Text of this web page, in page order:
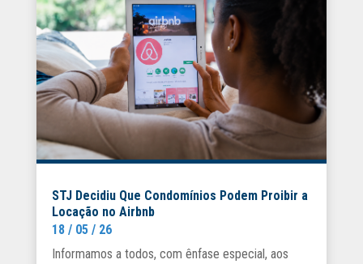
STJ Decidiu Que Condomínios Podem Proibir a
Locação no Airbnb
18 / 05 / 26
Informamos a todos, com ênfase especial, aos